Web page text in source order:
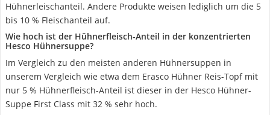
Hühnerleischanteil. Andere Produkte weisen lediglich um die 5
bis 10 % Fleischanteil auf.
Wie hoch ist der Hühnerfleisch-Anteil in der konzentrierten
Hesco Hühnersuppe?
Im Vergleich zu den meisten anderen Hühnersuppen in
unserem Vergleich wie etwa dem Erasco Hühner Reis-Topf mit
nur 5 % Hühnerfleisch-Anteil ist dieser in der Hesco Hühner-
Suppe First Class mit 32 % sehr hoch.